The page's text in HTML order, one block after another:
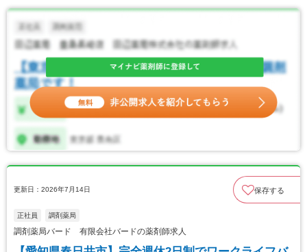
更新日：2026年7月14日 保存する
正社員 調剤薬局
調剤薬局バード 有限会社バードの薬剤師求人